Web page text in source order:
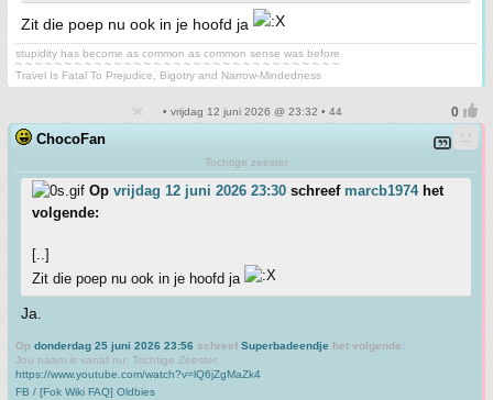
Zit die poep nu ook in je hoofd ja
stupidity has become as common as common sense was before
~ ~ ~ ~ ~ ~ ~ ~ ~ ~ ~ ~ ~ ~ ~ ~ ~ ~ ~ ~ ~ ~ ~ ~ ~ ~ ~ ~ ~ ~ ~ ~ ~
Travel Is Fatal To Prejudice, Bigotry and Narrow-Mindedness
• vrijdag 12 juni 2026 @ 23:32 • 44
ChocoFan
Tochtige zeester
Op vrijdag 12 juni 2026 23:30 schreef marcb1974het
volgende:
[..]
Zit die poep nu ook in je hoofd ja
Ja.
Op donderdag 25 juni 2026 23:56 schreef Superbadeendje het volgende:
Jou naam is vanaf nu: Tochtige Zeester.
https://www.youtube.com/watch?v=lQ6jZgMaZk4
FB / [Fok Wiki FAQ] Oldbies